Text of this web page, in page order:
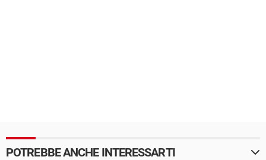
POTREBBE ANCHE INTERESSARTI